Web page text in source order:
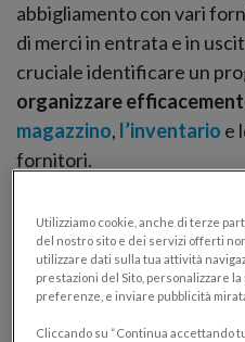
abbigliamento con vari
di merci in entrata e in
cruciale identificare un
organizzare
magazzino, l’inventario e
fornitori.
importanteanalizzare
operative e le specificità
Utilizziamo cookie, anche di terze
del nostro sito e dei servizi offerti
utilizzare dati sulla tua attività
prestazioni del Sito, personalizzare
preferenze, e inviare pubblicità
Cliccando su “Continua accettando